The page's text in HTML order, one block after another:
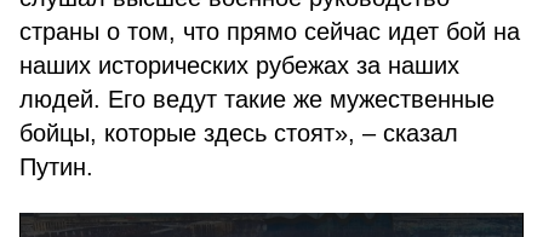
страны о том, что прямо сейчас идет бой на
наших исторических рубежах за наших
людей. Его ведут такие же мужественные
бойцы, которые здесь стоят», – сказал
Путин.
This